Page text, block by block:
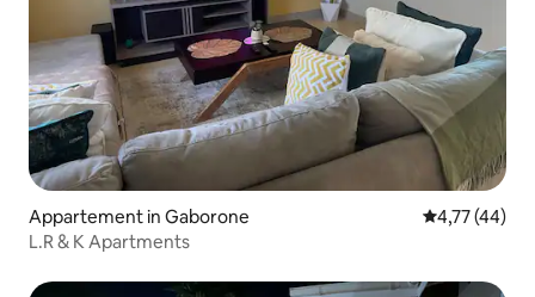
Appartement in Gaborone Gemiddelde
4,77 (44)
L.R & K Apartments